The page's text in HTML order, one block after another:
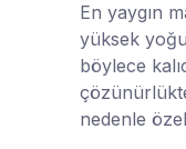
En yaygın
yüksek
böylece
nedenle